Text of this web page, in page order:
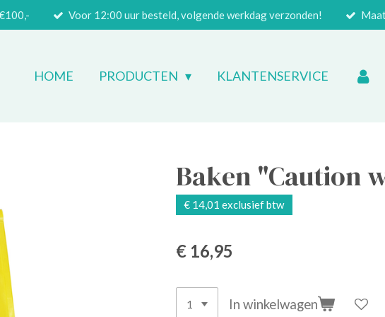
Voor 12:00 uur besteld, volgende werkdag verzonden!
HOME PRODUCTEN KLANTENSERVICE
Baken "Caution
€ 14,01 exclusief btw
€ 16,95
In winkelwagen